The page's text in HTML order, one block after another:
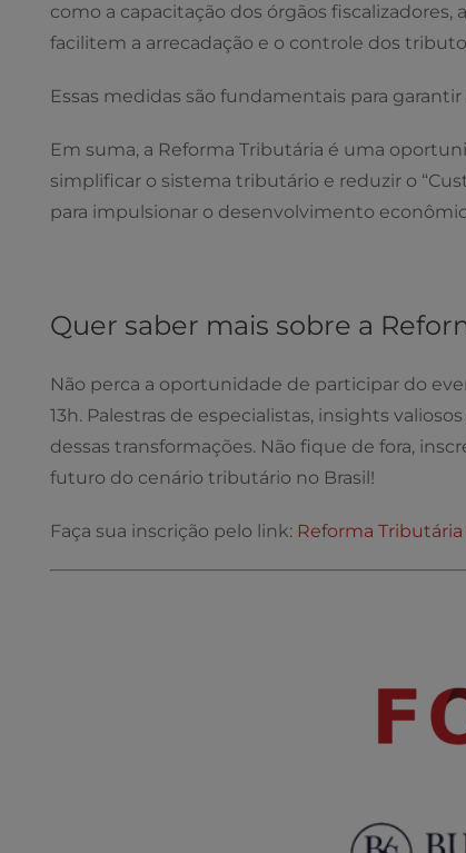
como a capacitação dos órgãos
facilitem a arrecadação e o controle dos
Essas medidas são fundamentais para
Em suma, a Reforma Tributária é uma
simplificar o sistema tributário e reduzir o
para impulsionar o desenvolvimento
Quer saber mais sobre a
Não perca a oportunidade de participar do
13h. Palestras de especialistas, insights
dessas transformações. Não fique de fora,
futuro do cenário tributário no Brasil!
Faça sua inscrição pelo link: Reforma Tributária